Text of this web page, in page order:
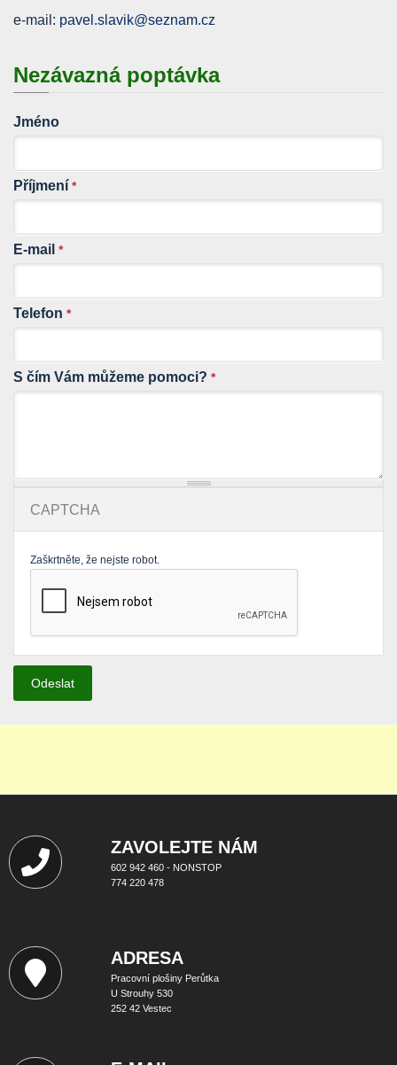
e-mail: pavel.slavik@seznam.cz
Nezávazná poptávka
Jméno
Příjmení *
E-mail *
Telefon *
S čím Vám můžeme pomoci? *
CAPTCHA
Zaškrtněte, že nejste robot.
ZAVOLEJTE NÁM
602 942 460 - NONSTOP
774 220 478
ADRESA
Pracovní plošiny Perůtka
U Strouhy 530
252 42 Vestec